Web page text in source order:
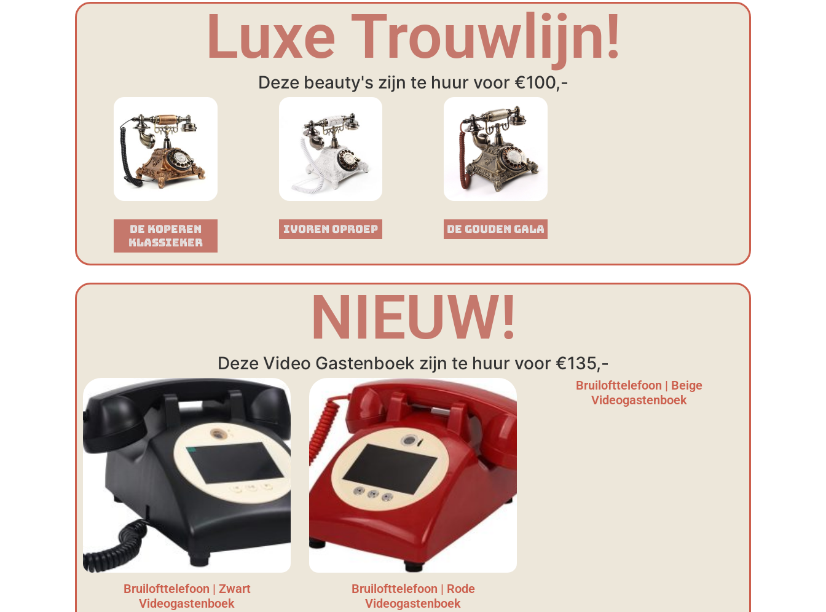
Luxe Trouwlijn!
Deze beauty's zijn te huur voor €100,-
De Koperen
Klassieker​
Ivoren Oproep De Gouden Gala
NIEUW!
Deze Video Gastenboek zijn te huur voor €135,-
Bruilofttelefoon | Zwart
Videogastenboek
Bruilofttelefoon | Rode
Videogastenboek
Bruilofttelefoon | Beige
Videogastenboek